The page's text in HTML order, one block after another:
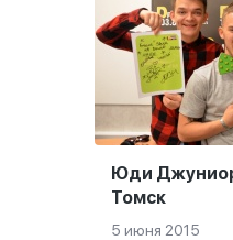
Юди Джуниор
Томск
5 июня 2015